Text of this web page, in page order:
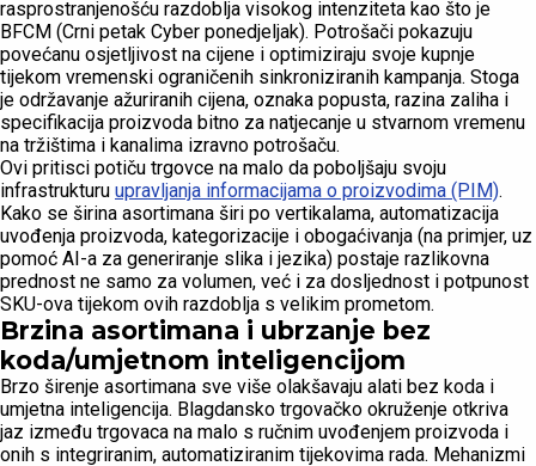
rasprostranjenošću razdoblja visokog intenziteta kao što je
BFCM (Crni petak Cyber ponedjeljak). Potrošači pokazuju
povećanu osjetljivost na cijene i optimiziraju svoje kupnje
tijekom vremenski ograničenih sinkroniziranih kampanja. Stoga
je održavanje ažuriranih cijena, oznaka popusta, razina zaliha i
specifikacija proizvoda bitno za natjecanje u stvarnom vremenu
na tržištima i kanalima izravno potrošaču.
Ovi pritisci potiču trgovce na malo da poboljšaju svoju
infrastrukturu upravljanja informacijama o proizvodima (PIM).
Kako se širina asortimana širi po vertikalama, automatizacija
uvođenja proizvoda, kategorizacije i obogaćivanja (na primjer, uz
pomoć AI-a za generiranje slika i jezika) postaje razlikovna
prednost ne samo za volumen, već i za dosljednost i potpunost
SKU-ova tijekom ovih razdoblja s velikim prometom.
Brzina asortimana i ubrzanje bez
koda/umjetnom inteligencijom
Brzo širenje asortimana sve više olakšavaju alati bez koda i
umjetna inteligencija. Blagdansko trgovačko okruženje otkriva
jaz između trgovaca na malo s ručnim uvođenjem proizvoda i
onih s integriranim, automatiziranim tijekovima rada. Mehanizmi